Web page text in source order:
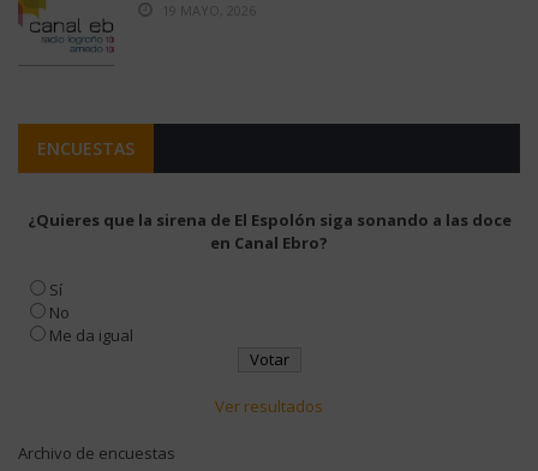
19 MAYO, 2026
ENCUESTAS
¿Quieres que la sirena de El Espolón siga sonando a las doce
en Canal Ebro?
Sí
No
Me da igual
Ver resultados
Archivo de encuestas